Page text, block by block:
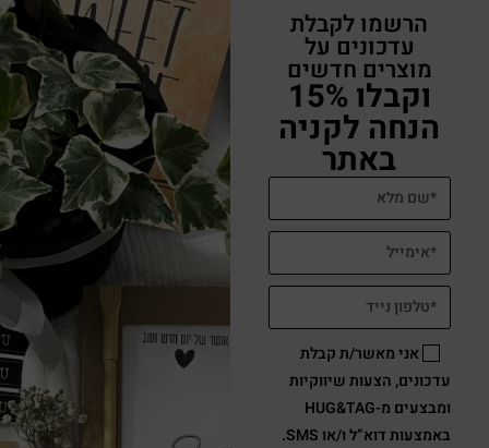
הרשמו לקבלת
עדכונים על
מוצרים חדשים
וקבלו 15%
הנחה לקניה
באתר
אני מאשר/ת קבלת
עדכונים, הצעות שיווקיות
ומבצעים מ-HUG&TAG
באמצעות דוא”ל ו/או SMS.